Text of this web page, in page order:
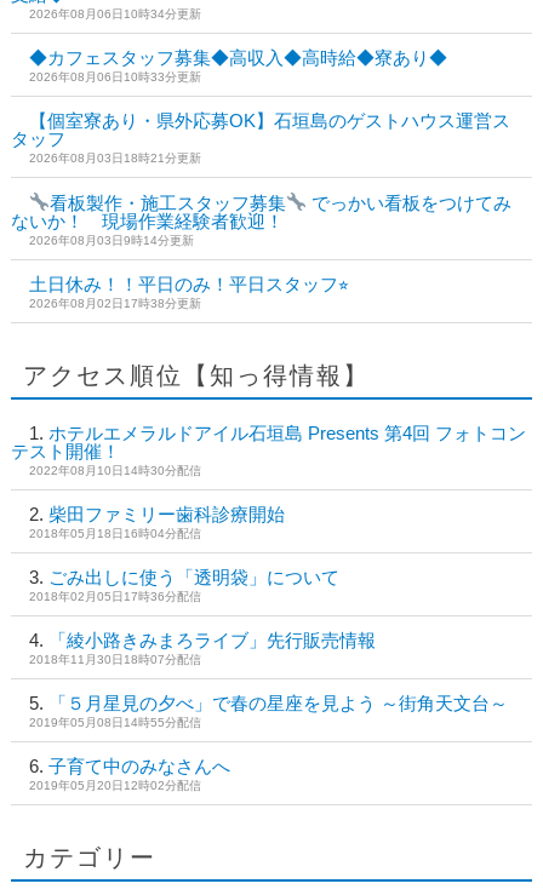
2026年08月06日10時34分更新
◆カフェスタッフ募集◆高収入◆高時給◆寮あり◆
2026年08月06日10時33分更新
【個室寮あり・県外応募OK】石垣島のゲストハウス運営ス
タッフ
2026年08月03日18時21分更新
看板製作・施工スタッフ募集
でっかい看板をつけてみ
ないか！ 現場作業経験者歓迎！
2026年08月03日9時14分更新
土日休み！！平日のみ！平日スタッフ⭐︎
2026年08月02日17時38分更新
アクセス順位【知っ得情報】
ホテルエメラルドアイル石垣島 Presents 第4回 フォトコン
テスト開催！
2022年08月10日14時30分配信
柴田ファミリー歯科診療開始
2018年05月18日16時04分配信
ごみ出しに使う「透明袋」について
2018年02月05日17時36分配信
「綾小路きみまろライブ」先行販売情報
2018年11月30日18時07分配信
「５月星見の夕べ」で春の星座を見よう ～街角天文台～
2019年05月08日14時55分配信
子育て中のみなさんへ
2019年05月20日12時02分配信
カテゴリー